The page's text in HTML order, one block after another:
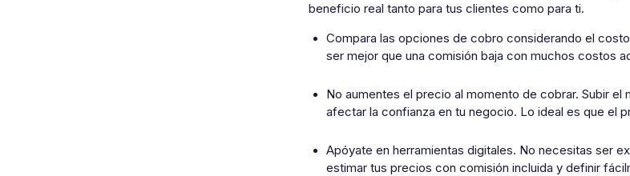
beneficio real tanto para tus clientes como para ti.
Compara las opciones de cobro considerando el
ser mejor que una comisión baja con muchos costos
No aumentes el precio al momento de cobrar. Subir
afectar la confianza en tu negocio. Lo ideal es que el
Apóyate en herramientas digitales. No necesitas ser
estimar tus precios con comisión incluida y definir